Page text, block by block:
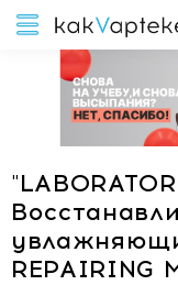
REPAIRING